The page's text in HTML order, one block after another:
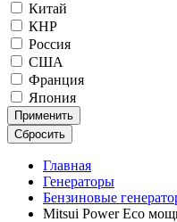
Китай
КНР
Россия
США
Франция
Япония
Применить
Сбросить
Главная
Генераторы
Бензиновые
Mitsui Power Eco